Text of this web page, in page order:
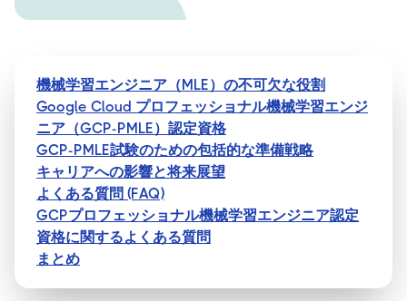
機械学習エンジニア（MLE）の不可欠な役割
Google Cloud プロフェッショナル機械学習エンジ
ニア（GCP-PMLE）認定資格
GCP-PMLE試験のための包括的な準備戦略
キャリアへの影響と将来展望
よくある質問 (FAQ)
GCPプロフェッショナル機械学習エンジニア認定
資格に関するよくある質問
まとめ